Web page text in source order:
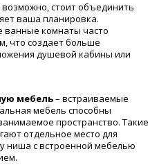
возможно, стоит объединить
ваша планировка.
комнаты часто
что создает больше
душевой кабины или
мебель– встраиваемые
мебель способны
пространство. Такие
отдельное место для
ниша с встроенной мебелью